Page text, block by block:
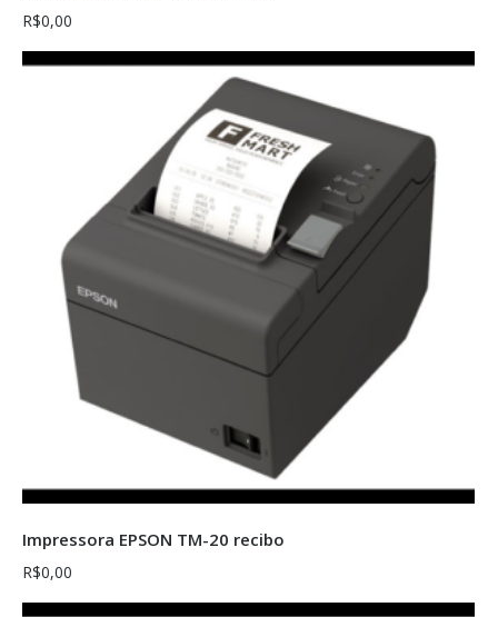
R$0,00
Impressora EPSON TM-20 recibo
R$0,00